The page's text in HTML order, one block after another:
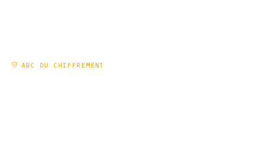
ABC DU CHIFFREMENT